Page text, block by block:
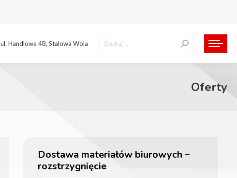
ul. Handlowa 4B, Stalowa Wola Szukaj:
Oferty
Dostawa materiałów biurowych –
rozstrzygnięcie